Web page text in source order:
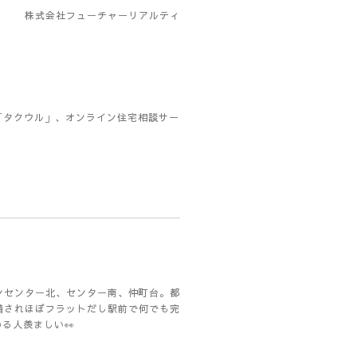
株式会社フューチャーリアルティ
クウル」、オンライン住宅相談サー
ンター北、センター南、仲町台。都
れほぼフラットだし駅前で何でも完
人羨ましい👀